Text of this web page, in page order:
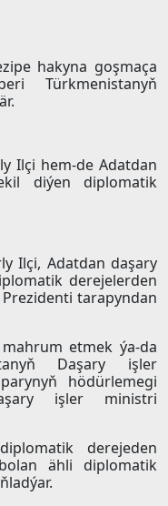
hakyna goşmaça
Türkmenistanyň
Ilçi hem-de Adatdan
diýen diplomatik
Ilçi, Adatdan daşary
derejelerden
tarapyndan
etmek ýa-da
Daşary işler
hödürlemegi
işler ministri
derejeden
ähli diplomatik